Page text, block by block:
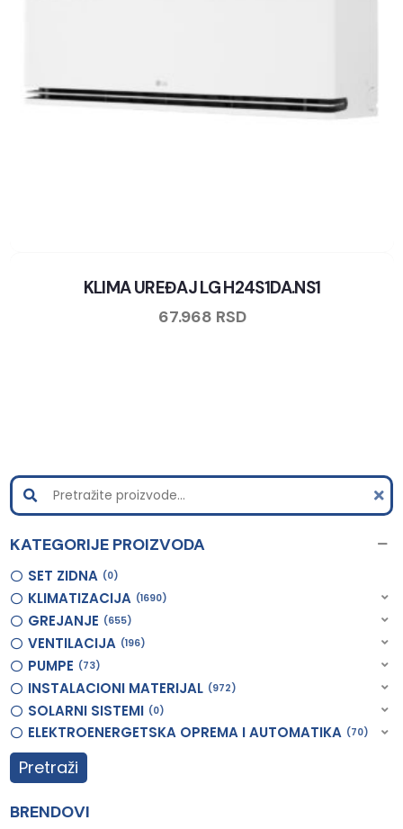
KLIMA UREĐAJ LG H24S1DA.NS1
67.968 RSD
KATEGORIJE PROIZVODA
SET ZIDNA 0
KLIMATIZACIJA 1690
GREJANJE 655
VENTILACIJA 196
PUMPE 73
INSTALACIONI MATERIJAL 972
SOLARNI SISTEMI 0
ELEKTROENERGETSKA OPREMA I AUTOMATIKA 70
Pretraži
BRENDOVI